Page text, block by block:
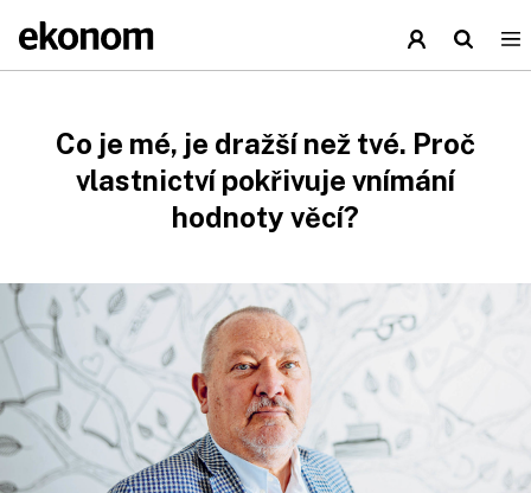
Co je mé, je dražší než tvé. Proč
vlastnictví pokřivuje vnímání
hodnoty věcí?